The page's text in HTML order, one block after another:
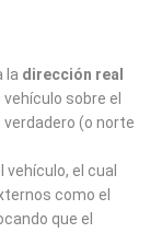
la dirección real
sobre el
(o norte
vehículo, el cual
como el
que el